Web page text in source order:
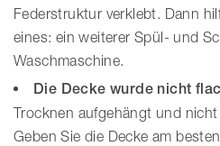
Federstruktur verklebt. Dann
eines: ein weiterer Spül- und
Waschmaschine.
Die Decke wurde nicht
Trocknen aufgehängt und
Geben Sie die Decke am